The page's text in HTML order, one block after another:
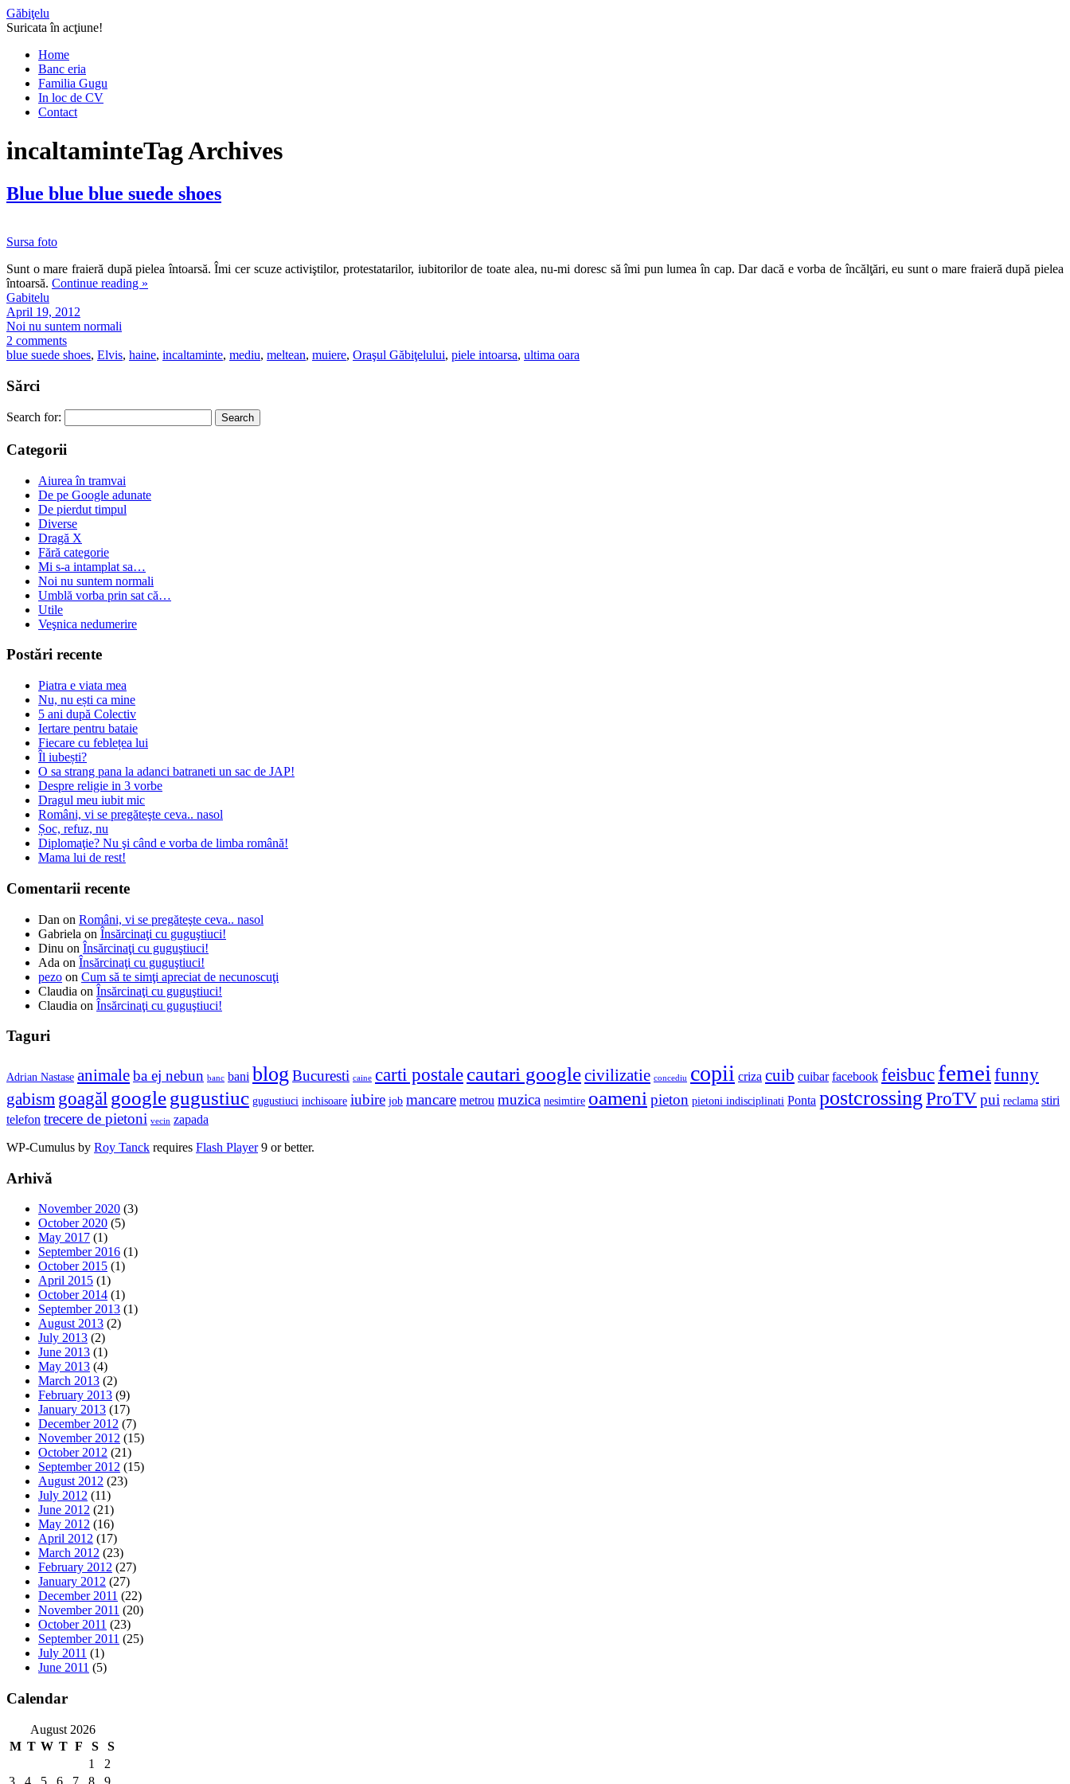
Găbiţelu
Suricata în acţiune!
Home
Banc eria
Familia Gugu
In loc de CV
Contact
incaltaminteTag Archives
Blue blue blue suede shoes
Sursa foto
Sunt o mare fraieră după pielea întoarsă. Îmi cer scuze activiştilor, protestatarilor, iubitorilor de toate alea, nu-mi doresc să îmi pun lumea în cap. Dar dacă e vorba de încălţări, eu sunt o mare fraieră după pielea
întoarsă. Continue reading »
Gabitelu
April 19, 2012
Noi nu suntem normali
2 comments
blue suede shoes, Elvis, haine, incaltaminte, mediu, meltean, muiere, Oraşul Găbiţelului, piele intoarsa, ultima oara
Sărci
Search for:
Categorii
Aiurea în tramvai
De pe Google adunate
De pierdut timpul
Diverse
Dragă X
Fără categorie
Mi s-a intamplat sa…
Noi nu suntem normali
Umblă vorba prin sat că…
Utile
Veşnica nedumerire
Postări recente
Piatra e viata mea
Nu, nu ești ca mine
5 ani după Colectiv
Iertare pentru bataie
Fiecare cu feblețea lui
Îl iubești?
O sa strang pana la adanci batraneti un sac de JAP!
Despre religie in 3 vorbe
Dragul meu iubit mic
Români, vi se pregăteşte ceva.. nasol
Șoc, refuz, nu
Diplomaţie? Nu şi când e vorba de limba română!
Mama lui de rest!
Comentarii recente
Dan on Români, vi se pregăteşte ceva.. nasol
Gabriela on Însărcinaţi cu guguştiuci!
Dinu on Însărcinaţi cu guguştiuci!
Ada on Însărcinaţi cu guguştiuci!
pezo on Cum să te simţi apreciat de necunoscuţi
Claudia on Însărcinaţi cu guguştiuci!
Claudia on Însărcinaţi cu guguştiuci!
Taguri
Adrian Nastase animaleba ej nebun banc bani blog Bucuresti caine carti postale cautari googlecivilizatie concediu copii criza cuib cuibar facebook feisbuc femei funny
gabism goagăl googlegugustiuc gugustiuci inchisoare iubire job mancare metrou muzica nesimtire oameni pieton pietoni indisciplinati Ponta postcrossing ProTVpui reclama stiri
telefon trecere de pietoni vecin zapada
WP-Cumulus by Roy Tanck requires Flash Player9 or better.
Arhivă
November 2020 (3)
October 2020 (5)
May 2017 (1)
September 2016 (1)
October 2015 (1)
April 2015 (1)
October 2014 (1)
September 2013 (1)
August 2013 (2)
July 2013 (2)
June 2013 (1)
May 2013 (4)
March 2013 (2)
February 2013 (9)
January 2013 (17)
December 2012 (7)
November 2012 (15)
October 2012 (21)
September 2012 (15)
August 2012 (23)
July 2012 (11)
June 2012 (21)
May 2012 (16)
April 2012 (17)
March 2012 (23)
February 2012 (27)
January 2012 (27)
December 2011 (22)
November 2011 (20)
October 2011 (23)
September 2011 (25)
July 2011 (1)
June 2011 (5)
Calendar
August 2026
M T W T F S
S
1
2
3
4 5 6 7 8 9